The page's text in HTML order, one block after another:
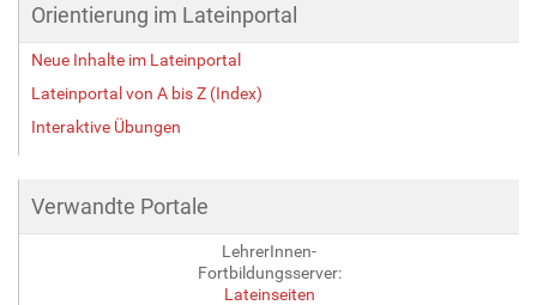
Orientierung im Lateinportal
Neue Inhalte im Lateinportal
Lateinportal von A bis Z (Index)
Interaktive Übungen
Verwandte Portale
LehrerInnen-
Fortbildungsserver:
Lateinseiten